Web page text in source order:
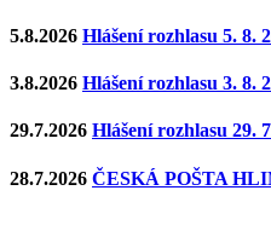
5.8.2026 Hlášení rozhlasu 5. 8.
3.8.2026 Hlášení rozhlasu 3. 8.
29.7.2026 Hlášení rozhlasu 29.
28.7.2026 ČESKÁ POŠTA